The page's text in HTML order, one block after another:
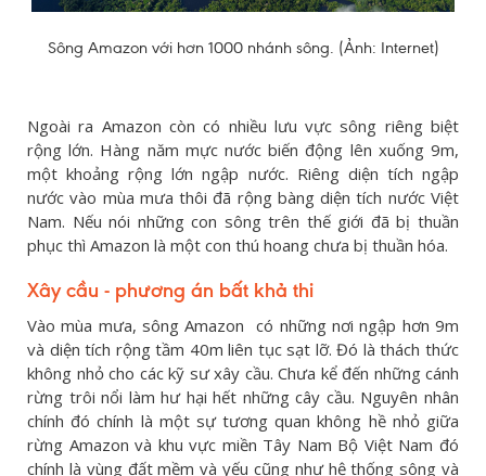
Sông Amazon với hơn 1000 nhánh sông. (Ảnh: Internet)
Ngoài ra Amazon còn có nhiều lưu vực sông riêng biệt
rộng lớn. Hàng năm mực nước biến động lên xuống 9m,
một khoảng rộng lớn ngập nước. Riêng diện tích ngập
nước vào mùa mưa thôi đã rộng bàng diện tích nước Việt
Nam. Nếu nói những con sông trên thế giới đã bị thuần
phục thì Amazon là một con thú hoang chưa bị thuần hóa.
Xây cầu - phương án bất khả thi
Vào mùa mưa, sông Amazon có những nơi ngập hơn 9m
và diện tích rộng tầm 40m liên tục sạt lỡ. Đó là thách thức
không nhỏ cho các kỹ sư xây cầu. Chưa kể đến những cánh
rừng trôi nổi làm hư hại hết những cây cầu. Nguyên nhân
chính đó chính là một sự tương quan không hề nhỏ giữa
rừng Amazon và khu vực miền Tây Nam Bộ Việt Nam đó
chính là vùng đất mềm và yếu cũng như hệ thống sông và